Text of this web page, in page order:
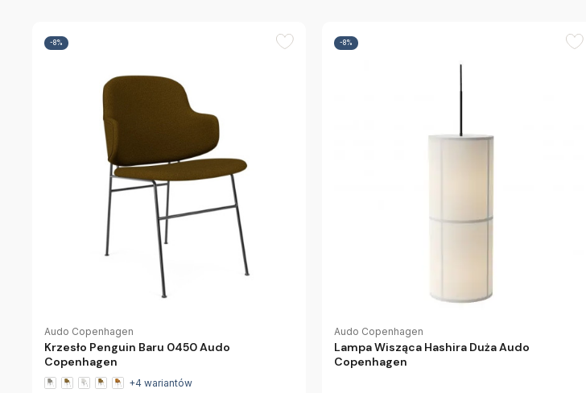
-8%
Audo Copenhagen
Krzesło Penguin Baru 0450 Audo
Copenhagen
+4 wariantów
-8%
Audo Copenhagen
Lampa Wisząca Hashira Duża Audo
Copenhagen